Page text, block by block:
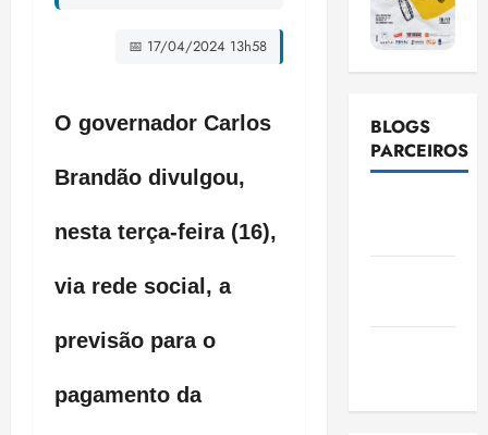
📅 17/04/2024 13h58
O governador Carlos
Brandão divulgou,
nesta terça-feira (16),
via rede social, a
previsão para o
pagamento da
BLOGS
PARCEIROS